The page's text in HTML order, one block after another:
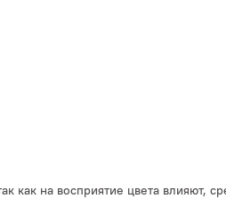
на восприятие цвета влияют,